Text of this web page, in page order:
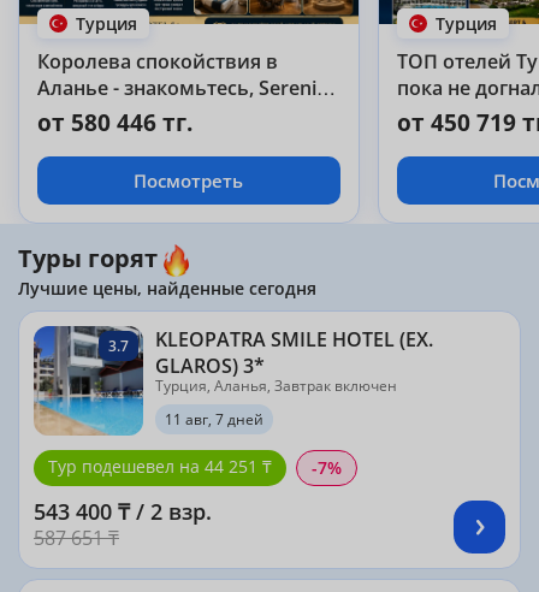
Турция
Королева спокойствия в
Аланье - знакомьтесь, Serenity
Queen
от 580 446 тг.
Посмотреть
Турция
ТОП отелей
пока не
отдыха
от 450 719
Туры горят
Лучшие цены, найденные сегодня
3.7
KLEOPATRA SMILE HOTEL (EX.
GLAROS) 3*
Турция, Аланья, Завтрак включен
11 авг, 7 дней
Тур подешевел на 44 251 ₸ -7%
543 400 ₸ / 2 взр.
587 651 ₸